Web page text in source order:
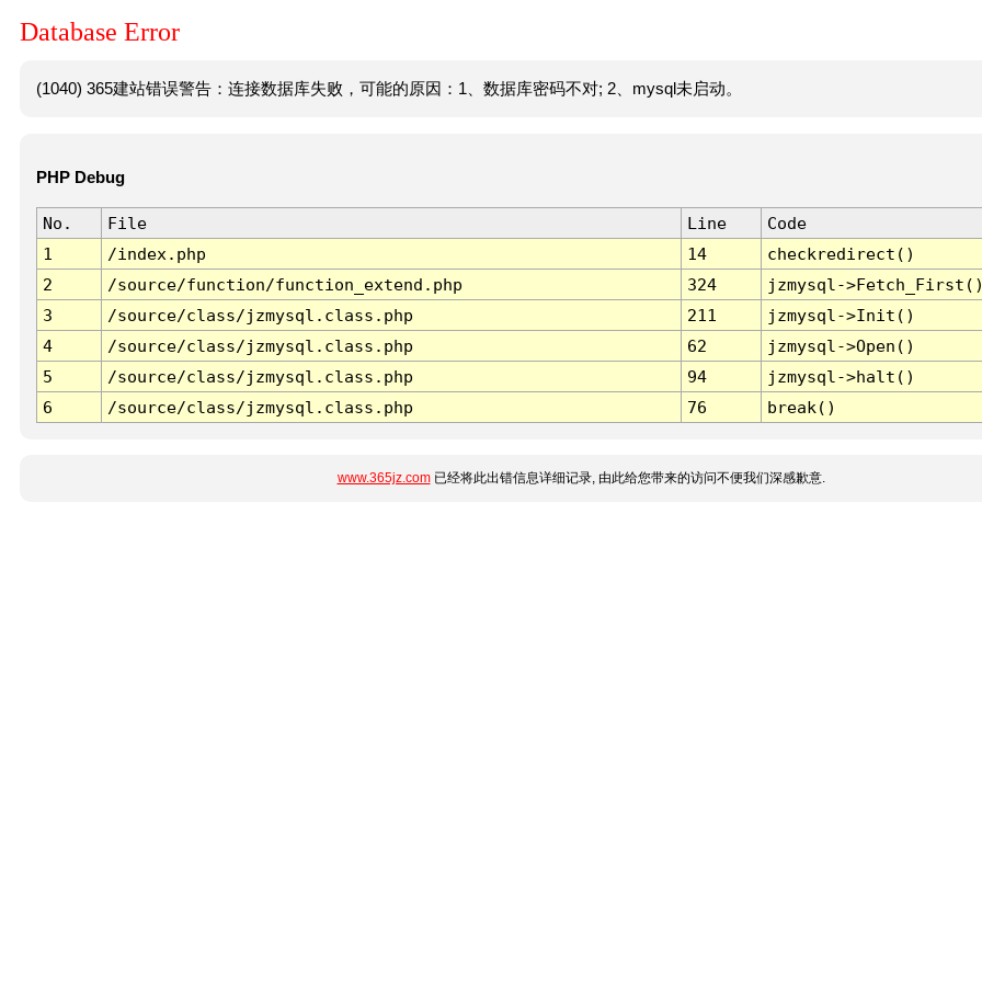
Database Error
(1040) 365建站错误警告：连接数据库失败，可能的原因：1、数据库密码不对; 2、mysql未启动。
PHP Debug
No. File Line
Code
1
/index.php 14
checkredirect()
2
/source/function/function_extend.php 324
jzmysql-
3
/source/class/jzmysql.class.php 211
jzmysql->Init()
4
/source/class/jzmysql.class.php 62
jzmysql->Open()
5
/source/class/jzmysql.class.php 94
jzmysql->halt()
6
/source/class/jzmysql.class.php 76 break()
www.365jz.com已经将此出错信息详细记录, 由此给您带来的访问不便我们深感歉意.